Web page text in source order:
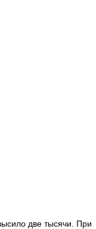
две тысячи. При